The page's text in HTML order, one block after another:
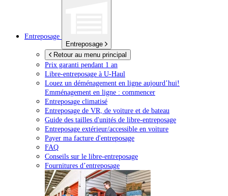
Entreposage
Entreposage
Retour au menu principal
Prix garanti pendant 1 an
Libre-entreposage à U-Haul
Louez un déménagement en ligne aujourd’hui!
Emménagement en ligne : commencer
Entreposage climatisé
Entreposage de VR, de voiture et de bateau
Guide des tailles d'unités de libre-entreposage
Entreposage extérieur/accessible en voiture
Payer ma facture d'entreposage
FAQ
Conseils sur le libre-entreposage
Fournitures d’entreposage